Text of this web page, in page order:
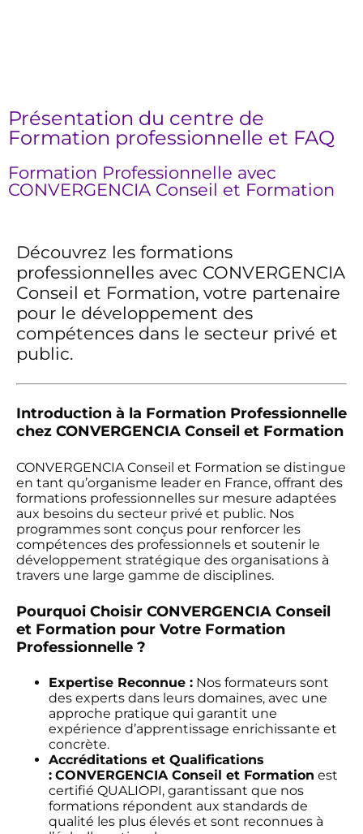
Présentation du centre de
Formation professionnelle et FAQ
Formation Professionnelle avec
CONVERGENCIA Conseil et Formation
Découvrez les formations
professionnelles avec CONVERGENCIA
Conseil et Formation, votre partenaire
pour le développement des
compétences dans le secteur privé et
public.
Introduction à la Formation Professionnelle
chez CONVERGENCIA Conseil et Formation
CONVERGENCIA Conseil et Formation se distingue
en tant qu’organisme leader en France, offrant des
formations professionnelles sur mesure adaptées
aux besoins du secteur privé et public. Nos
programmes sont conçus pour renforcer les
compétences des professionnels et soutenir le
développement stratégique des organisations à
travers une large gamme de disciplines.
Pourquoi Choisir CONVERGENCIA Conseil
et Formation pour Votre Formation
Professionnelle ?
Expertise Reconnue : Nos formateurs sont
des experts dans leurs domaines, avec une
approche pratique qui garantit une
expérience d’apprentissage enrichissante et
concrète.
Accréditations et Qualifications
: CONVERGENCIA Conseil et Formation est
certifié QUALIOPI, garantissant que nos
formations répondent aux standards de
qualité les plus élevés et sont reconnues à